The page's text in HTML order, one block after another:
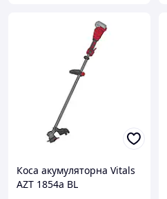
Коса акумуляторна Vitals
AZT 1854a BL